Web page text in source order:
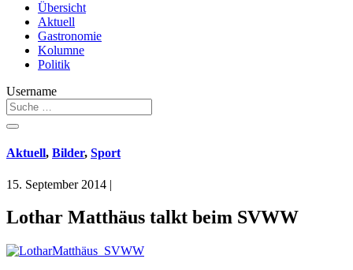
Übersicht
Aktuell
Gastronomie
Kolumne
Politik
Username
Aktuell, Bilder, Sport
15. September 2014 |
Lothar Matthäus talkt beim SVWW